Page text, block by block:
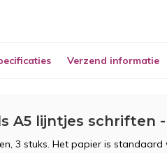
Verzend informatie
A5 lijntjes schriften
3 stuks. Het papier is